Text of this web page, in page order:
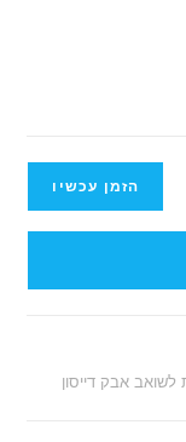
הזמן עכשיו
אבק דייסון